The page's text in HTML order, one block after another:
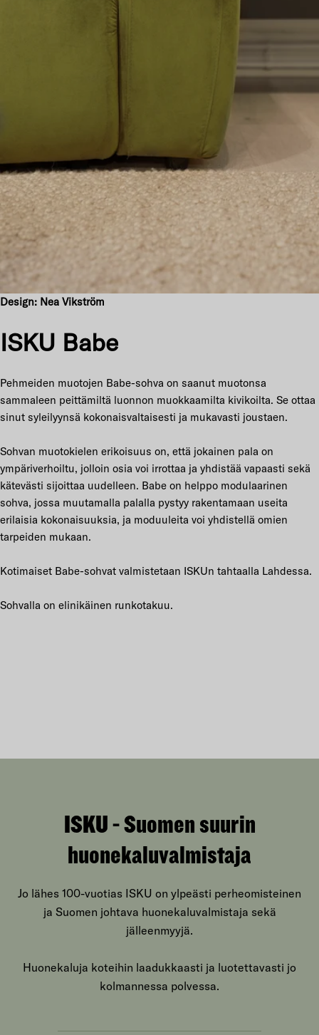
Design: Nea Vikström
ISKU Babe
Pehmeiden muotojen Babe-sohva on saanut muotonsa
sammaleen peittämiltä luonnon muokkaamilta kivikoilta. Se ottaa
sinut syleilyynsä kokonaisvaltaisesti ja mukavasti joustaen.
Sohvan muotokielen erikoisuus on, että jokainen pala on
ympäriverhoiltu, jolloin osia voi irrottaa ja yhdistää vapaasti sekä
kätevästi sijoittaa uudelleen. Babe on helppo modulaarinen
sohva, jossa muutamalla palalla pystyy rakentamaan useita
erilaisia kokonaisuuksia, ja moduuleita voi yhdistellä omien
tarpeiden mukaan.
Kotimaiset Babe-sohvat valmistetaan ISKUn tahtaalla Lahdessa.
Sohvalla on elinikäinen runkotakuu.
ISKU - Suomen suurin
huonekaluvalmistaja
Jo lähes 100-vuotias ISKU on ylpeästi perheomisteinen
ja Suomen johtava huonekaluvalmistaja sekä
jälleenmyyjä.
Huonekaluja koteihin laadukkaasti ja luotettavasti jo
kolmannessa polvessa.